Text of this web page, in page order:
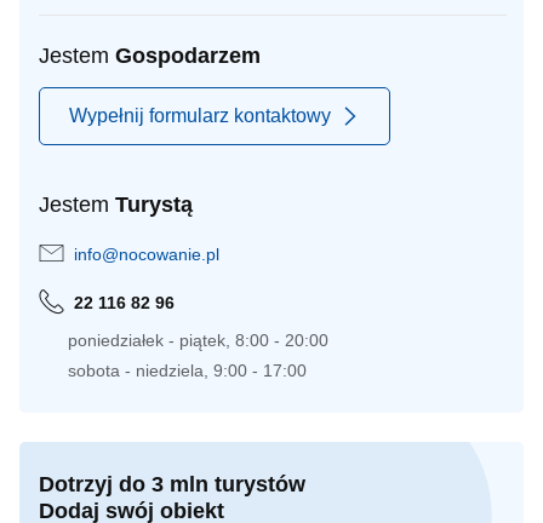
Jestem Gospodarzem
Wypełnij formularz kontaktowy
Jestem Turystą
info@nocowanie.pl
22 116 82 96
poniedziałek - piątek, 8:00 - 20:00
sobota - niedziela, 9:00 - 17:00
Dotrzyj do 3 mln turystów
Dodaj swój obiekt